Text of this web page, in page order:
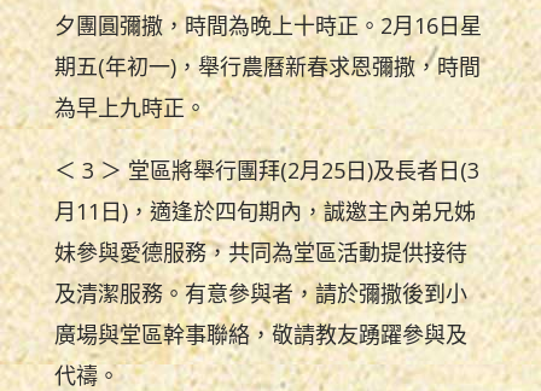
夕團圓彌撒，時間為晚上十時正。2月16日星
期五(年初一)，舉行農曆新春求恩彌撒，時間
為早上九時正。
＜ 3 ＞ 堂區將舉行團拜(2月25日)及長者日(3
月11日)，適逢於四旬期內，誠邀主內弟兄姊
妹參與愛德服務，共同為堂區活動提供接待
及清潔服務。有意參與者，請於彌撒後到小
廣場與堂區幹事聯絡，敬請教友踴躍參與及
代禱。